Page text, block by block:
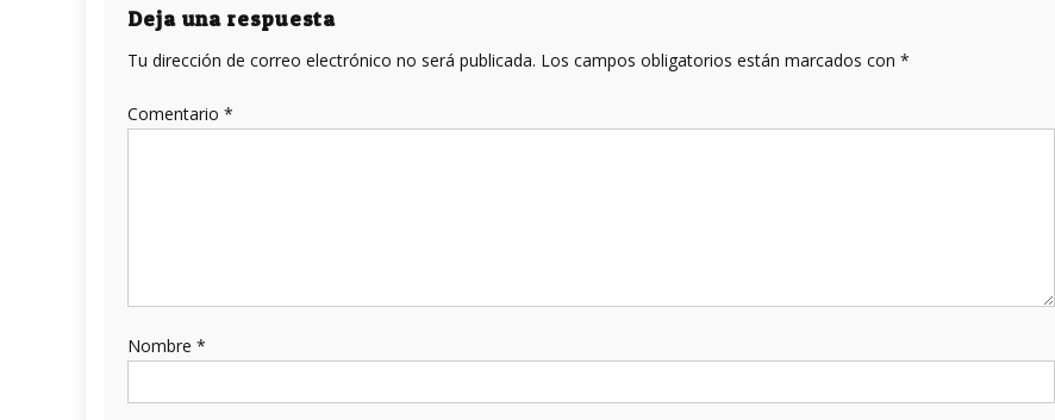
entradas
Deja una respuesta
Tu dirección de correo electrónico no será publicada. Los campos obligatorios están marcados con *
Comentario *
Nombre *